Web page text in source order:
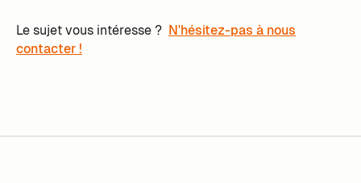
Le sujet vous intéresse ? N'hésitez-pas à nous
contacter !